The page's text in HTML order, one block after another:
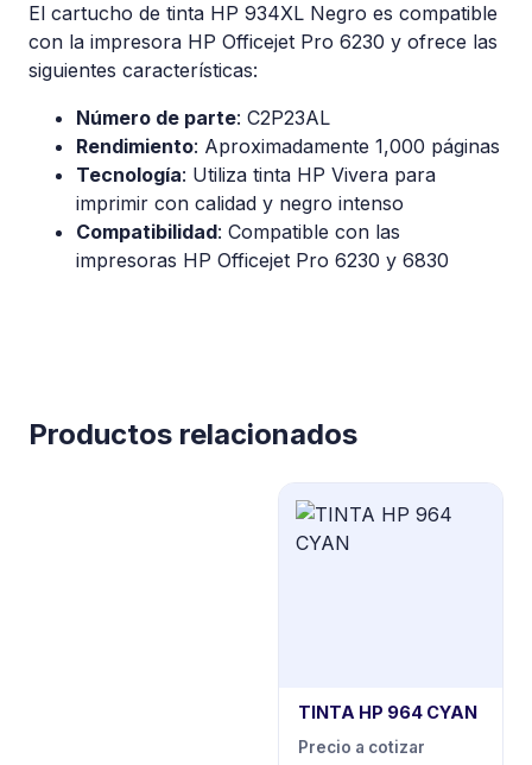
El cartucho de tinta HP 934XL Negro es compatible
con la impresora HP Officejet Pro 6230 y ofrece las
siguientes características:
Número de parte: C2P23AL
Rendimiento: Aproximadamente 1,000 páginas
Tecnología: Utiliza tinta HP Vivera para
imprimir con calidad y negro intenso
Compatibilidad: Compatible con las
impresoras HP Officejet Pro 6230 y 6830
Productos relacionados
TINTA HP 964 CYAN
Precio a cotizar